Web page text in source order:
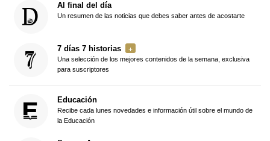
Al final del día
Un resumen de las noticias que debes saber antes de acostarte
7 días 7 historias
Una selección de los mejores contenidos de la semana, exclusiva
para suscriptores
Educación
Recibe cada lunes novedades e información útil sobre el mundo de
la Educación